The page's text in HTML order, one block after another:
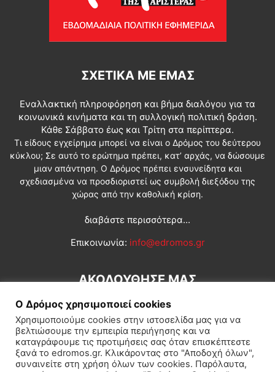
ΣΧΕΤΙΚΆ ΜΕ ΕΜΆΣ
Εναλλακτική πληροφόρηση και βήμα διαλόγου για τα
κοινωνικά κινήματα και τη συλλογική πολιτική δράση.
Κάθε Σάββατο έως και Τρίτη στα περίπτερα.
Τι είδους εγχείρημα μπορεί να είναι ο Δρόμος του δεύτερου
κύκλου; Σε αυτό το ερώτημα πρέπει, κατ’ αρχάς, να δώσουμε
μιαν απάντηση. Ο Δρόμος πρέπει ενσυνείδητα και
σχεδιασμένα να προσδιοριστεί ως συμβολή διεξόδου της
χώρας από την καθολική κρίση.
διαβάστε περισσότερα...
Επικοινωνία: info@edromos.gr
ΑΚΟΛΟΥΘΗΣΕ ΜΑΣ
Εγγραφή συνδρομητή Πολιτική Διεθνή Κοινωνία
Ο Δρόμος χρησιμοποιεί cookies
Χρησιμοποιούμε cookies στην ιστοσελίδα μας για να
βελτιώσουμε την εμπειρία περιήγησης και να
καταγράφουμε τις προτιμήσεις σας όταν επισκέπτεστε
ξανά το edromos.gr. Κλικάροντας στο "Αποδοχή όλων",
συναινείτε στη χρήση όλων των cookies. Παρόλαυτα,